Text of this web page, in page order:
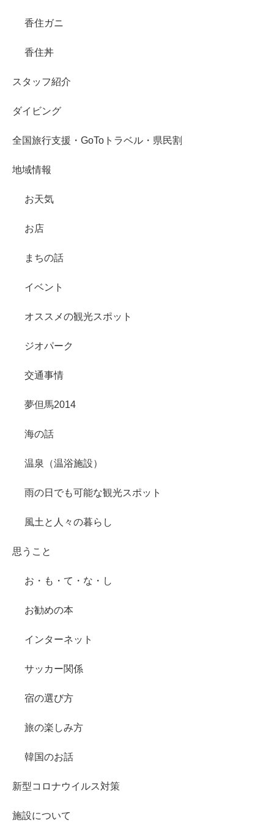
香住ガニ
香住丼
スタッフ紹介
ダイビング
全国旅行支援・GoToトラベル・県民割
地域情報
お天気
お店
まちの話
イベント
オススメの観光スポット
ジオパーク
交通事情
夢但馬2014
海の話
温泉（温浴施設）
雨の日でも可能な観光スポット
風土と人々の暮らし
思うこと
お・も・て・な・し
お勧めの本
インターネット
サッカー関係
宿の選び方
旅の楽しみ方
韓国のお話
新型コロナウイルス対策
施設について